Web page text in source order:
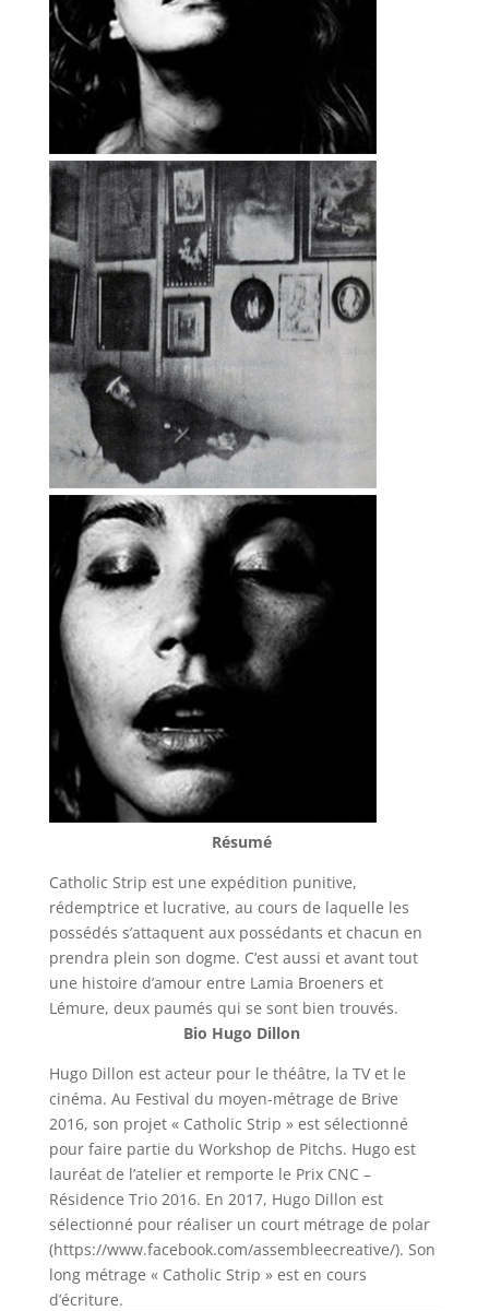
Résumé
Catholic Strip est une expédition punitive,
rédemptrice et lucrative, au cours de laquelle les
possédés s’attaquent aux possédants et chacun en
prendra plein son dogme. C’est aussi et avant tout
une histoire d’amour entre Lamia Broeners et
Lémure, deux paumés qui se sont bien trouvés.
Bio Hugo Dillon
Hugo Dillon est acteur pour le théâtre, la TV et le
cinéma. Au Festival du moyen-métrage de Brive
2016, son projet « Catholic Strip » est sélectionné
pour faire partie du Workshop de Pitchs. Hugo est
lauréat de l’atelier et remporte le Prix CNC –
Résidence Trio 2016. En 2017, Hugo Dillon est
sélectionné pour réaliser un court métrage de polar
(https://www.facebook.com/assembleecreative/). Son
long métrage « Catholic Strip » est en cours
d’écriture.